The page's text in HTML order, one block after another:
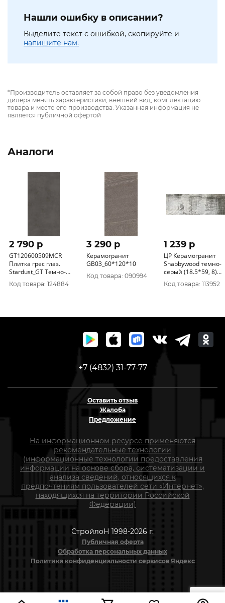
Нашли ошибку в описании?
Выделите текст с ошибкой, скопируйте и
напишите нам.
*Производитель оставляет за собой право без уведомления
дилера менять характеристики, внешний вид, комплектацию
товара и место его производства. Указанная информация не
является публичной офертой
Аналоги
2 790 p
GT120600509MCR
Плитка грес глаз.
Stardust_GT Темно-
серый 60*120 карвинг_
1 \43, 2
Код товара: 124884
3 290 p
Керамогранит
GB03_60*120*10
Код товара: 090994
1 239 p
ЦР Керамогранит
Shabbywood темно-
серый (18.5*59, 8)
1сорт
Код товара: 113952
+7 (4832) 31-77-77
Оставить отзыв
Жалоба
Предложение
На информационном ресурсе применяются
рекомендательные технологии
(информационные технологии предоставления
информации на основе сбора, систематизации и
анализа сведений, относящихся к
предпочтениям пользователей сети «Интернет»,
находящихся на территории Российской
Федерации)
СтройлоН 1998-2026 г.
Публичная оферта
Обработка персональных данных
Политика конфиденциальности сервисов Яндекс